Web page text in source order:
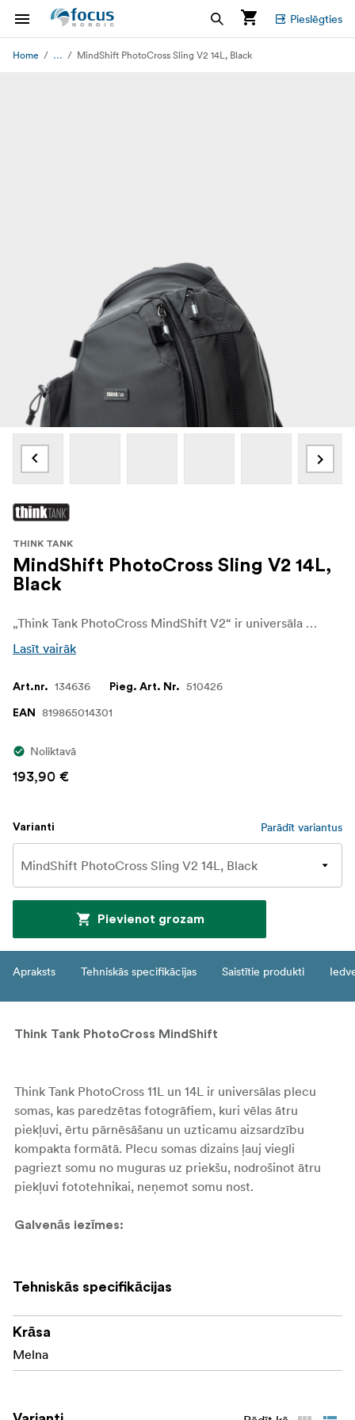
Pieslēgties
Home ... MindShift PhotoCross Sling V2 14L, Black
THINK TANK
MindShift PhotoCross Sling V2 14L,
Black
„Think Tank PhotoCross MindShift V2“ ir universāla plecu soma, kas radīta fotogrāfiem, kuriem nepieciešama ātra piekļuve aprīkojumam, ērta nēsāšana un uzticama aizsardzība kompakta izmēra somā. Plecu somas dizains ļauj to viegli pagriezt no muguras uz priekšu, nodrošinot ātru piekļuvi fototehnikai, neņemot somu nost.
Lasīt vairāk
Art.nr. 134636 Pieg. Art. Nr. 510426
EAN 819865014301
Noliktavā
193,90 €
Varianti Parādīt variantus
Pievienot grozam
Apraksts Tehniskās specifikācijas Saistītie produkti
Think Tank PhotoCross MindShift
Think Tank PhotoCross 11L un 14L ir universālas plecu
somas, kas paredzētas fotogrāfiem, kuri vēlas ātru
piekļuvi, ērtu pārnēsāšanu un uzticamu aizsardzību
kompakta formātā. Plecu somas dizains ļauj viegli
pagriezt somu no muguras uz priekšu, nodrošinot ātru
piekļuvi fototehnikai, neņemot somu nost.
Galvenās iezīmes:
nomaiņai
Vieta kameras korpusam ar piestiprinātu objektīvu,
kā arī papildu objektīviem
Tehniskās specifikācijas
Krāsa
Melna